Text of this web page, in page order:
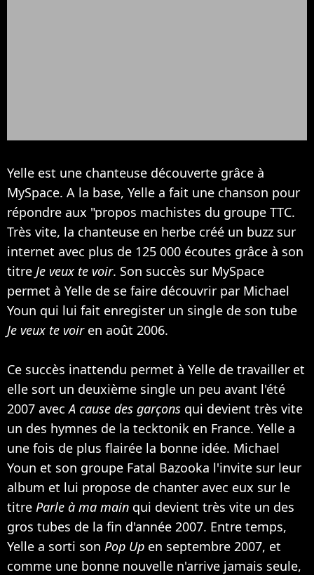
Yelle est une chanteuse découverte grâce à
MySpace. A la base, Yelle a fait une chanson pour
répondre aux "propos machistes du groupe TTC.
Très vite, la chanteuse en herbe créé un buzz sur
internet avec plus de 125 000 écoutes grâce à son
titre Je veux te voir. Son succès sur MySpace
permet à Yelle de se faire découvrir par Michael
Youn qui lui fait enregister un single de son tube
Je veux te voiren août 2006.
Ce succès inattendu permet à Yelle de travailler et
elle sort un deuxième single un peu avant l'été
2007 avecA cause des garçons qui devient très vite
un des hymnes de la tecktonik en France. Yelle a
une fois de plus flairée la bonne idée. Michael
Youn et son groupe Fatal Bazooka l'invite sur leur
album et lui propose de chanter avec eux sur le
titre Parle à ma main qui devient très vite un des
gros tubes de la fin d'année 2007. Entre temps,
Yelle a sorti son Pop Up en septembre 2007, et
comme une bonne nouvelle n'arrive jamais seule,